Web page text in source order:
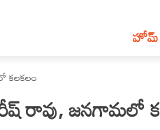
హోమ్
కలకలం
రావు, జనగామలో